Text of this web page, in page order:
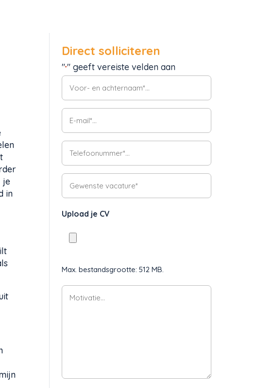
je
in
Direct solliciteren
"*" geeft vereiste velden aan
en
achternaam
*
mail
*
*
Upload je CV
Max. bestandsgrootte: 512 MB.